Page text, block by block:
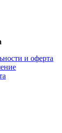
и оферта